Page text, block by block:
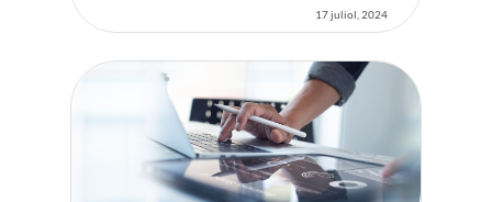
17 juliol, 2024